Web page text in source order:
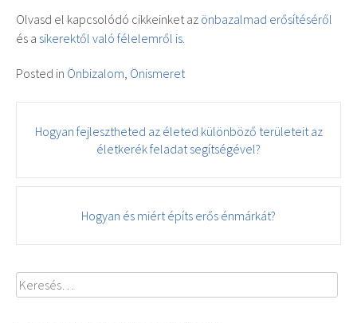
Olvasd el kapcsolódó cikkeinket az önbazalmad erősítéséről
és a sikerektől való félelemről is.
Posted in Önbizalom, Önismeret
navigation
Hogyan fejlesztheted az életed különböző területeit az
életkerék feladat segítségével?
Hogyan és miért építs erős énmárkát?
Keresés: